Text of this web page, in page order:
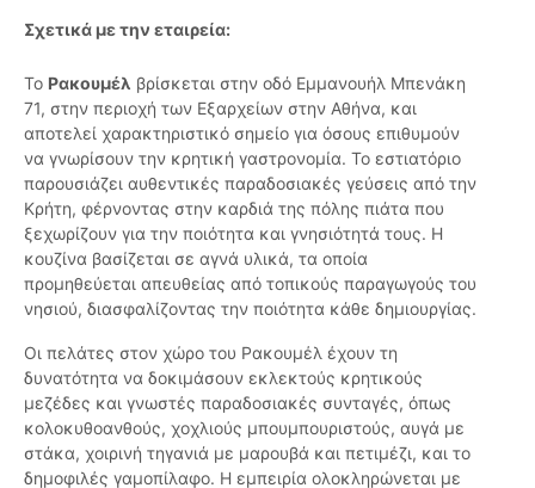
Σχετικά με την εταιρεία:
Το Ρακουμέλ βρίσκεται στην οδό Εμμανουήλ Μπενάκη
71, στην περιοχή των Εξαρχείων στην Αθήνα, και
αποτελεί χαρακτηριστικό σημείο για όσους επιθυμούν
να γνωρίσουν την κρητική γαστρονομία. Το εστιατόριο
παρουσιάζει αυθεντικές παραδοσιακές γεύσεις από την
Κρήτη, φέρνοντας στην καρδιά της πόλης πιάτα που
ξεχωρίζουν για την ποιότητα και γνησιότητά τους. Η
κουζίνα βασίζεται σε αγνά υλικά, τα οποία
προμηθεύεται απευθείας από τοπικούς παραγωγούς του
νησιού, διασφαλίζοντας την ποιότητα κάθε δημιουργίας.
Οι πελάτες στον χώρο του Ρακουμέλ έχουν τη
δυνατότητα να δοκιμάσουν εκλεκτούς κρητικούς
μεζέδες και γνωστές παραδοσιακές συνταγές, όπως
κολοκυθοανθούς, χοχλιούς μπουμπουριστούς, αυγά με
στάκα, χοιρινή τηγανιά με μαρουβά και πετιμέζι, και το
δημοφιλές γαμοπίλαφο. Η εμπειρία ολοκληρώνεται με